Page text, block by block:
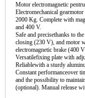
Motor electromagnetic
Electromechanical
2000 Kg. Complete with
and 400 V.
Safe and precisethanks to
closing (230 V), and motor
electromagnetic brake (400
Versatilefixing plate with
Reliablewith a sturdy
Constant performanceover
and the possibility to
(optional). Manual release